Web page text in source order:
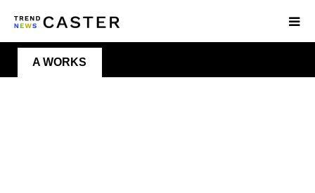
A WORKS